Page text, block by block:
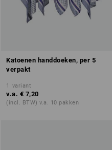
Katoenen handdoeken, per 5
verpakt
1 variant
v.a. € 7,20
(incl. BTW) v.a. 10 pakken